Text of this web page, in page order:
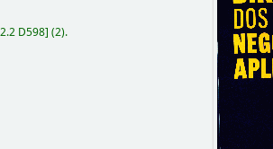
D598](2).